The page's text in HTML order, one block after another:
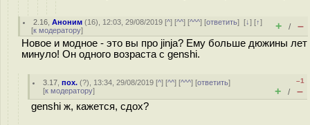
2.16 ,Аноним (16), 12:03, 29/08/2019 [^] [^^] [^^^] [ответить][↓] [↑]
[к модератору] + / –
Новое и модное - это вы про jinja? Ему больше дюжины лет
минуло! Он одного возраста с genshi.
3.17 ,пох. (?), 13:34, 29/08/2019 [^] [^^] [^^^] [ответить]
[к модератору]
–1
+ / –
genshi ж, кажется, сдох?